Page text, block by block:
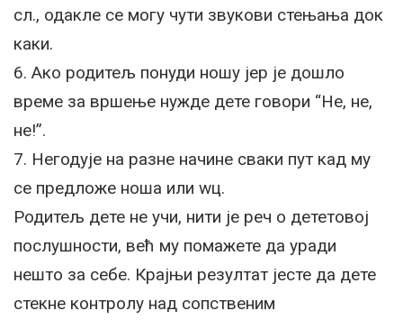
сл., одакле се могу чути звукови стењања док
каки.
6. Ако родитељ понуди ношу јер је дошло
време за вршење нужде дете говори “Не, не,
не!”.
7. Негодује на разне начине сваки пут кад му
се предложе ноша или wц.
Родитељ дете не учи, нити је реч о дететовој
послушности, већ му помажете да уради
нешто за себе. Крајњи резултат јесте да дете
стекне контролу над сопственим